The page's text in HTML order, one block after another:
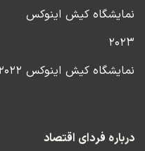
نمایشگاه کیش اینوکس
۲۰۲۳
نمایشگاه کیش اینوکس ۲۰۲۲
درباره فردای اقتصاد